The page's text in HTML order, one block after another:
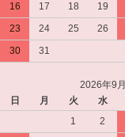
16
17 18 19
23
24 25 26
30
31
2026年9月
日
月 火 水
1
2